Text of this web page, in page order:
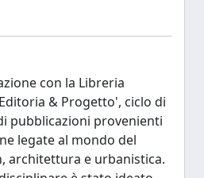
con la Libreria
& Progetto', ciclo di
pubblicazioni provenienti
legate al mondo del
architettura e urbanistica.